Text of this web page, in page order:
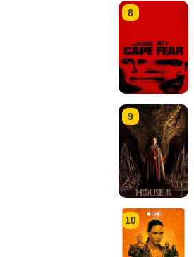
8
9
10